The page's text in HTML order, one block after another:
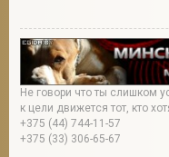
Не говори что ты слишком
к цели движется тот, кто
+375 (44) 744-11-57
+375 (33) 306-65-67